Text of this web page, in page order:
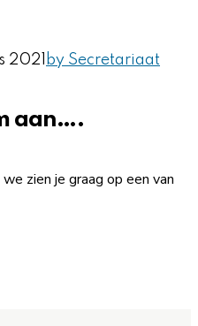
2021 by Secretariaat
aan….
zien je graag op een van